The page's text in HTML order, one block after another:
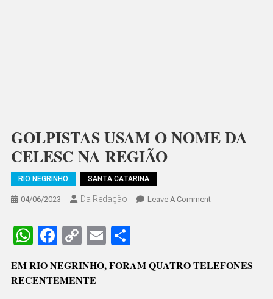
GOLPISTAS USAM O NOME DA
CELESC NA REGIÃO
RIO NEGRINHO SANTA CATARINA
04/06/2023 Da Redação Leave A CommentOn
DA
WhatsApp
Facebook
CopyEmail
EM RIO NEGRINHO, FORAM QUATRO TELEFONES
RECENTEMENTE